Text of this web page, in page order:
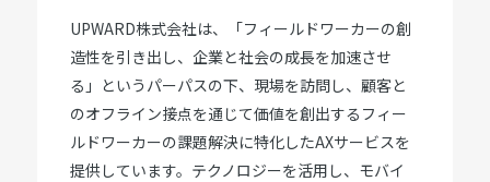
UPWARD株式会社は、「フィールドワーカーの創
造性を引き出し、企業と社会の成長を加速させ
る」というパーパスの下、現場を訪問し、顧客と
のオフライン接点を通じて価値を創出するフィー
ルドワーカーの課題解決に特化したAXサービスを
提供しています。テクノロジーを活用し、モバイ